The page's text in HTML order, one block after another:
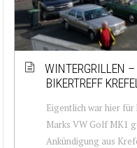
WINTERGRILLEN
BIKERTREFF
Eigentlich war hier
Marks VW Golf MK1
Ankündigung aus